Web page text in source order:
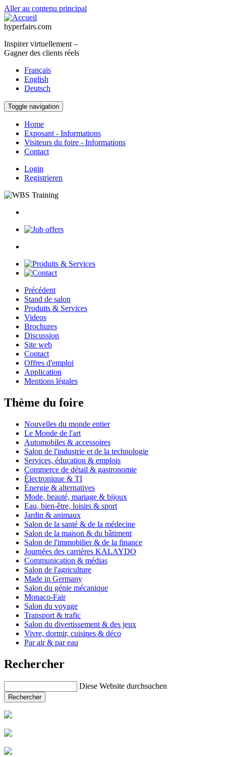
Aller au contenu principal
hyperfairs.com
Inspirer virtuellement –
Gagner des clients réels
Français
English
Deutsch
Toggle navigation
Home
Exposant - Informations
Visiteurs du foire - Informations
Contact
Login
Registrieren
Précédent
Stand de salon
Produits & Services
Videos
Brochures
Discussion
Site web
Contact
Offres d'emploi
Application
Mentions légales
Thème du foire
Nouvelles du monde entier
Le Monde de l'art
Automobiles & accessoires
Salon de l'industrie et de la technologie
Services, éducation & emplois
Commerce de détail & gastronomie
Électronique & TI
Énergie & alternatives
Mode, beauté, mariage & bijoux
Eau, bien-être, loisirs & sport
Jardin & animaux
Salon de la santé & de la médecine
Salon de la maison & du bâtiment
Salon de l'immobilier & de la finance
Journées des carrières KALAYDO
Communication & médias
Salon de l'agriculture
Made in Germany
Salon du génie mécanique
Monaco-Fair
Salon du voyage
Transport & trafic
Salon du divertissement & des jeux
Vivre, dormir, cuisines & déco
Par air & par eau
Rechercher
Diese Website durchsuchen
Rechercher